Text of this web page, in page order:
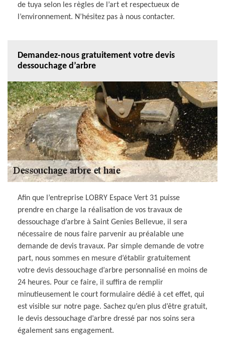
de tuya selon les règles de l’art et respectueux de
l’environnement. N’hésitez pas à nous contacter.
Demandez-nous gratuitement votre devis
dessouchage d’arbre
Afin que l’entreprise LOBRY Espace Vert 31 puisse
prendre en charge la réalisation de vos travaux de
dessouchage d’arbre à Saint Genies Bellevue, il sera
nécessaire de nous faire parvenir au préalable une
demande de devis travaux. Par simple demande de votre
part, nous sommes en mesure d’établir gratuitement
votre devis dessouchage d’arbre personnalisé en moins de
24 heures. Pour ce faire, il suffira de remplir
minutieusement le court formulaire dédié à cet effet, qui
est visible sur notre page. Sachez qu’en plus d’être gratuit,
le devis dessouchage d’arbre dressé par nos soins sera
également sans engagement.